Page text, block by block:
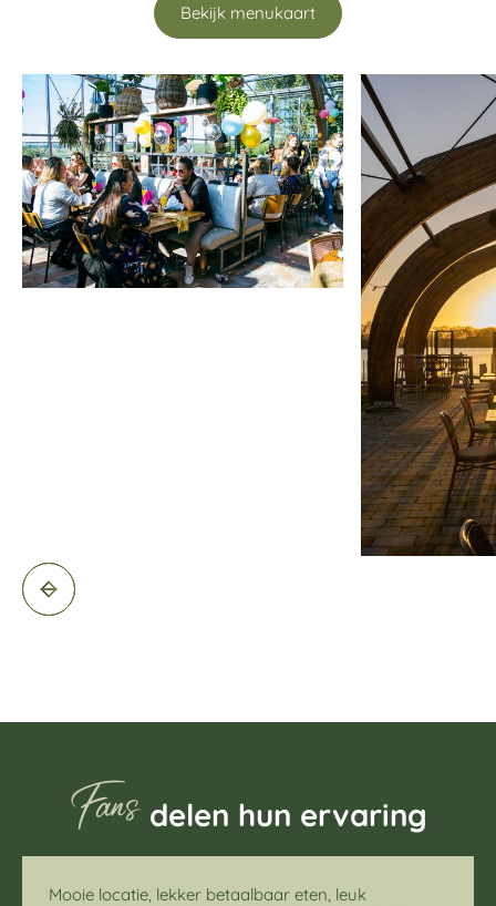
Bekijk menukaart
Fansdelen hun ervaring
Mooie locatie, lekker betaalbaar eten, leuk